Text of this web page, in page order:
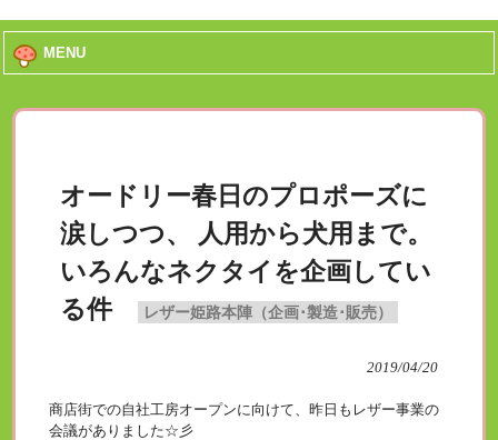
MENU
オードリー春日のプロポーズに
涙しつつ、 人用から犬用まで。
いろんなネクタイを企画してい
る件
レザー姫路本陣（企画･製造･販売）
2019/04/20
商店街での自社工房オープンに向けて、昨日もレザー事業の
会議がありました☆彡